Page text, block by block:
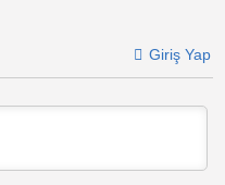
Giriş Yap